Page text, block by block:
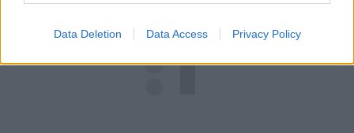
Data Deletion Data Access Privacy Policy